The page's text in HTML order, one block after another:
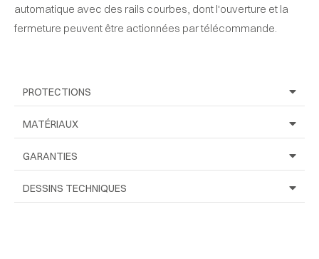
automatique avec des rails courbes, dont l'ouverture et la
fermeture peuvent être actionnées par télécommande.
PROTECTIONS
MATÉRIAUX
GARANTIES
DESSINS TECHNIQUES